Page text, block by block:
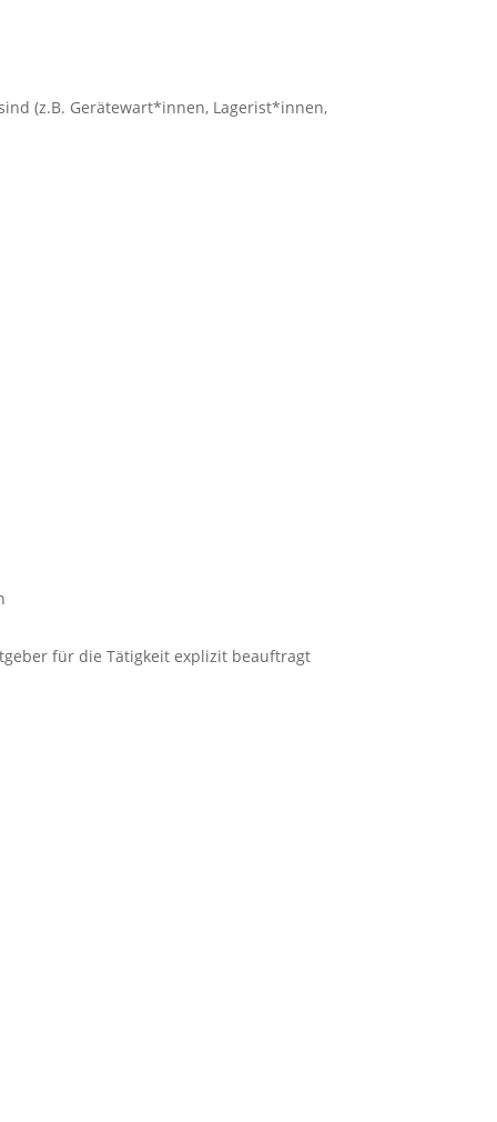
(z.B. Gerätewart*innen, Lagerist*innen,
für die Tätigkeit explizit beauftragt